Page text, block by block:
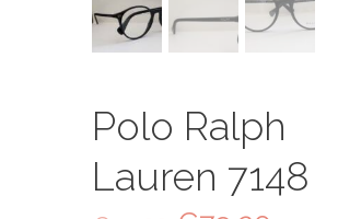
Polo Ralph
Lauren 7148